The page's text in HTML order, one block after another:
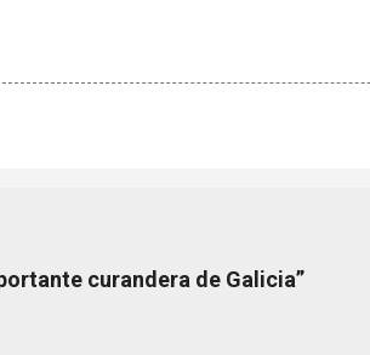
curandera de Galicia”